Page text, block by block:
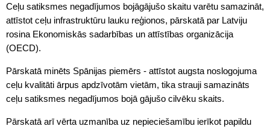
Ceļu satiksmes negadījumos bojāgājušo skaitu varētu samazināt,
attīstot ceļu infrastruktūru lauku reģionos, pārskatā par Latviju
rosina Ekonomiskās sadarbības un attīstības organizācija
(OECD).
Pārskatā minēts Spānijas piemērs - attīstot augsta noslogojuma
ceļu kvalitāti ārpus apdzīvotām vietām, tika strauji samazināts
ceļu satiksmes negadījumos bojā gājušo cilvēku skaits.
Pārskatā arī vērta uzmanība uz nepieciešamību ierīkot papildu